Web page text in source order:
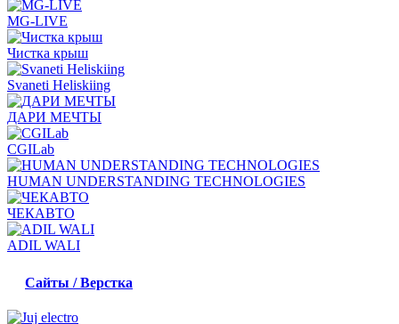
MG-LIVE
Чистка крыш
Svaneti Heliskiing
ДАРИ МЕЧТЫ
CGILab
HUMAN UNDERSTANDING TECHNOLOGIES
ЧЕКАВТО
ADIL WALI
Сайты / Верстка